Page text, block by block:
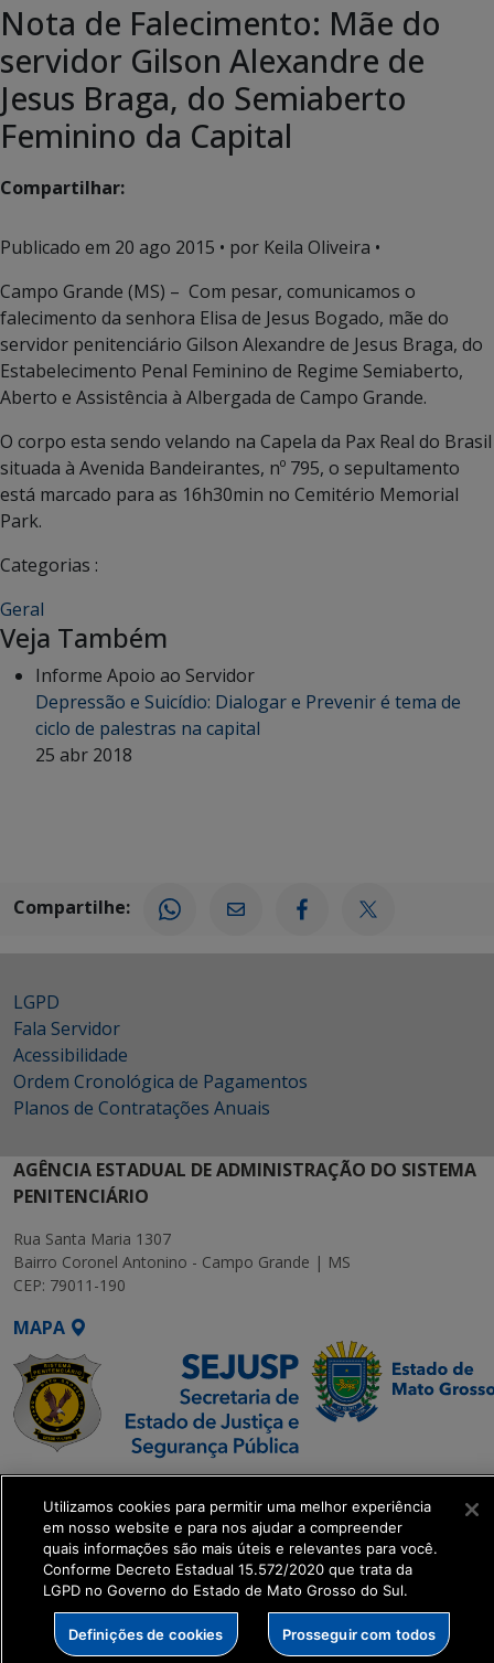
Nota de Falecimento: Mãe do
servidor Gilson Alexandre de
Jesus Braga, do Semiaberto
Feminino da Capital
Compartilhar:
Publicado em 20 ago 2015 • por Keila Oliveira •
Campo Grande (MS) – Com pesar, comunicamos o
falecimento da senhora Elisa de Jesus Bogado, mãe do
servidor penitenciário Gilson Alexandre de Jesus Braga, do
Estabelecimento Penal Feminino de Regime Semiaberto,
Aberto e Assistência à Albergada de Campo Grande.
O corpo esta sendo velando na Capela da Pax Real do Brasil
situada à Avenida Bandeirantes, nº 795, o sepultamento
está marcado para as 16h30min no Cemitério Memorial
Park.
Categorias :
Geral
Veja Também
Informe Apoio ao Servidor
Depressão e Suicídio: Dialogar e Prevenir é tema de
ciclo de palestras na capital
25 abr 2018
Compartilhe:
LGPD
Fala Servidor
Acessibilidade
Ordem Cronológica de Pagamentos
Planos de Contratações Anuais
AGÊNCIA ESTADUAL DE ADMINISTRAÇÃO DO SISTEMA
PENITENCIÁRIO
Rua Santa Maria 1307
Bairro Coronel Antonino - Campo Grande | MS
CEP: 79011-190
MAPA
Executiva de
Transformação Digital
get_footer();
Utilizamos cookies para permitir uma melhor experiência
em nosso website e para nos ajudar a compreender
quais informações são mais úteis e relevantes para você.
Conforme Decreto Estadual 15.572/2020 que trata da
LGPD no Governo do Estado de Mato Grosso do Sul.
Definições de cookies Prosseguir com todos